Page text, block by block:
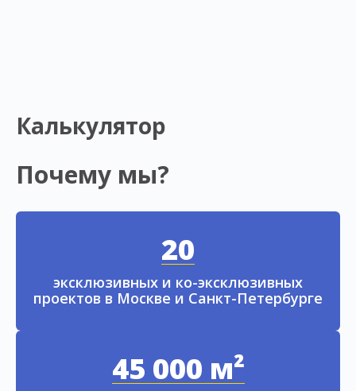
Калькулятор
Почему мы?
20
эксклюзивных и ко-эксклюзивных
проектов в Москве и Санкт-Петербурге
45 000 м²